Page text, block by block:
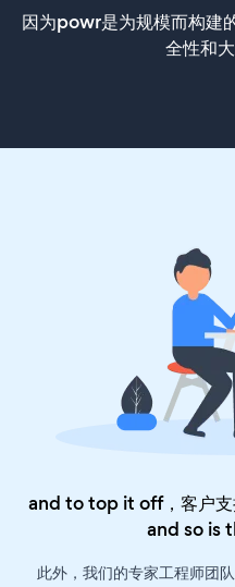
因为powr是为规模而构建
全性和
and to top it off，客户
and so is
此外，我们的专家工程师团